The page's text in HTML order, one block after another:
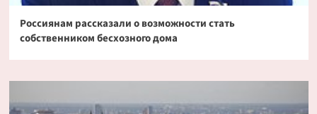
Россиянам рассказали о возможности стать
собственником бесхозного дома